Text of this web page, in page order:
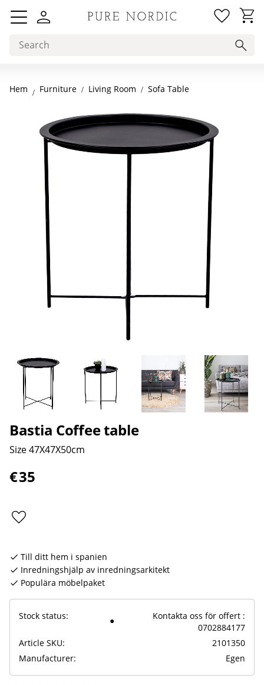
Menu
Basket
Hem Furniture Living Room Sofa Table
Bastia Coffee table
Size 47X47X50cm
€35
Add to favorites
Till ditt hem i spanien
Inredningshjälp av inredningsarkitekt
Populära möbelpaket
Stock status
Kontakta oss för offert :
0702884177
Article SKU
2101350
Manufacturer
Egen